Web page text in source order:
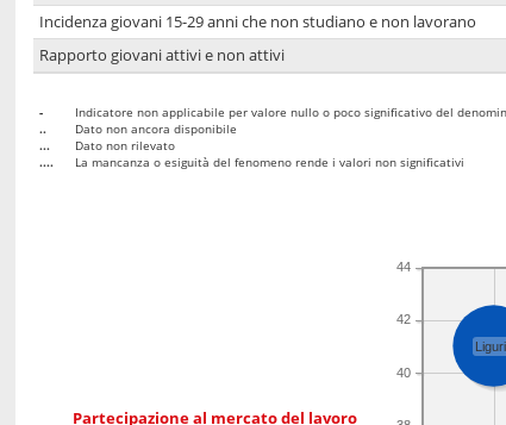
Incidenza giovani 15-29 anni che non studiano e non lavorano
Rapporto giovani attivi e non attivi
-
Indicatore non applicabile per valore nullo o poco significativo del
..
Dato non ancora disponibile
...
Dato non rilevato
....
La mancanza o esiguità del fenomeno rende i valori non significativi
Partecipazione al mercato del lavoro
40
42
44